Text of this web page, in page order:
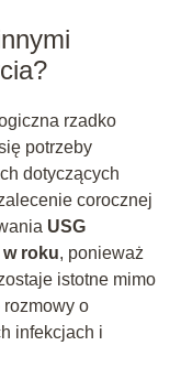
rzadko
potrzeby
dotyczących
corocznej
USG
roku, ponieważ
istotne mimo
rozmowy o
infekcjach i